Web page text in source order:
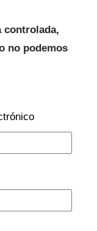
controlada,
no podemos